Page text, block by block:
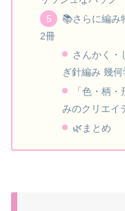
📚さらに編み
2冊
さんかく・
ぎ針編み 幾
「色・柄
みのクリエイ
🌿まとめ